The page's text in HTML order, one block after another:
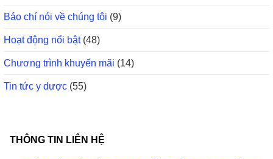
Báo chí nói về chúng tôi (9)
Hoạt động nổi bật(48)
Chương trình khuyến mãi (14)
Tin tức y dược (55)
THÔNG TIN LIÊN HỆ